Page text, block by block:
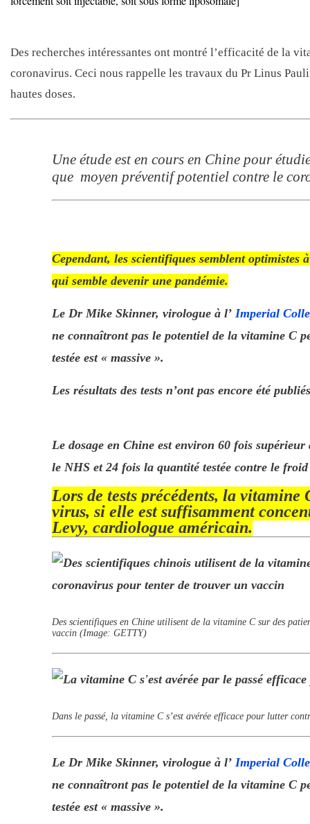
Des recherches intéressantes ont montré l’efficacité de la
coronavirus. Ceci nous rappelle les travaux du Pr Linus
hautes doses.
Une étude est en cours en Chine pour
que moyen préventif potentiel contre le
Cependant, les scientifiques semblent optimistes
qui semble devenir une pandémie.
Le Dr Mike Skinner, virologue à l’ Imperial
ne connaîtront pas le potentiel de la vitamine C
testée est « massive ».
Les résultats des tests n’ont pas encore été
Le dosage en Chine est environ 60 fois
le NHS et 24 fois la quantité testée contre le
Lors de tests précédents, la
virus, si elle est suffisamment
Levy, cardiologue américain.
Des scientifiques en Chine utilisent de la vitamine C sur des
vaccin (Image: GETTY)
Dans le passé, la vitamine C s’est avérée efficace pour lutter
Le Dr Mike Skinner, virologue à l’ Imperial
ne connaîtront pas le potentiel de la vitamine C
testée est « massive ».